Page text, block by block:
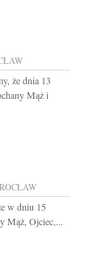
że dnia 13
Mąż i
w dniu 15
Mąż, Ojciec,...